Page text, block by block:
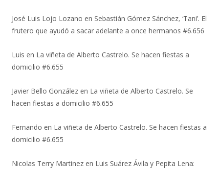
José Luis Lojo Lozano en Sebastián Gómez Sánchez, ‘Tani’. El
frutero que ayudó a sacar adelante a once hermanos #6.656
Luis en La viñeta de Alberto Castrelo. Se hacen fiestas a
domicilio #6.655
Javier Bello González en La viñeta de Alberto Castrelo. Se
hacen fiestas a domicilio #6.655
Fernando en La viñeta de Alberto Castrelo. Se hacen fiestas a
domicilio #6.655
Nicolas Terry Martinez en Luis Suárez Ávila y Pepita Lena: